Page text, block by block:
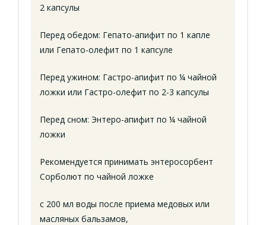
2 капсулы
Перед обедом: Гепато-апифит по 1 капле
или Гепато-олефит по 1 капсуле
Перед ужином: Гастро-апифит по ¼ чайной
ложки или Гастро-олефит по 2-3 капсулы
Перед сном: Энтеро-апифит по ¼ чайной
ложки
Рекомендуется принимать энтеросорбент
Сорболют по чайной ложке
с 200 мл воды после приема медовых или
масляных бальзамов,